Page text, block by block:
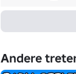
Andere